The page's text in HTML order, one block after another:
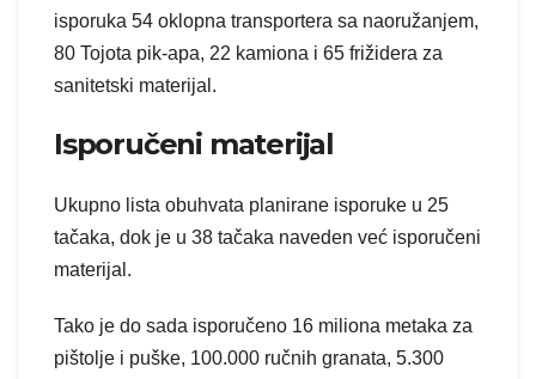
isporuka 54 oklopna transportera sa naoružanjem,
80 Tojota pik-apa, 22 kamiona i 65 frižidera za
sanitetski materijal.
Isporučeni materijal
Ukupno lista obuhvata planirane isporuke u 25
tačaka, dok je u 38 tačaka naveden već isporučeni
materijal.
Tako je do sada isporučeno 16 miliona metaka za
pištolje i puške, 100.000 ručnih granata, 5.300